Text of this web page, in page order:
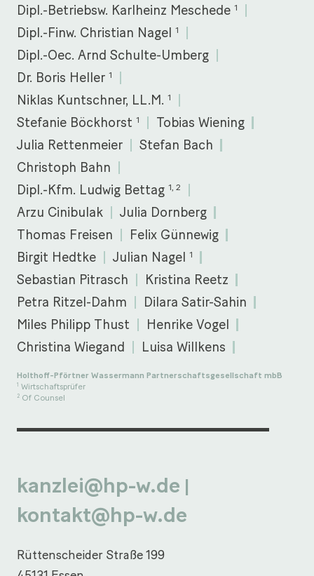
Dipl.-Betriebsw. Karlheinz Meschede 1
Dipl.-Finw. Christian Nagel 1
Dipl.-Oec. Arnd Schulte-Umberg
Dr. Boris Heller 1
Niklas Kuntschner, LL.M. 1
Stefanie Böckhorst 1
Tobias Wiening
Julia Rettenmeier
Stefan Bach
Christoph Bahn
Dipl.-Kfm. Ludwig Bettag 1, 2
Arzu Cinibulak
Julia Dornberg
Thomas Freisen
Felix Günnewig
Birgit Hedtke
Julian Nagel 1
Sebastian Pitrasch
Kristina Reetz
Petra Ritzel-Dahm
Dilara Satir-Sahin
Miles Philipp Thust
Henrike Vogel
Christina Wiegand
Luisa Willkens
Holthoff-Pförtner Wassermann Partnerschaftsgesellschaft mbB
1 Wirtschaftsprüfer
2 Of Counsel
kanzlei@hp-w.de |
kontakt@hp-w.de
Rüttenscheider Straße 199